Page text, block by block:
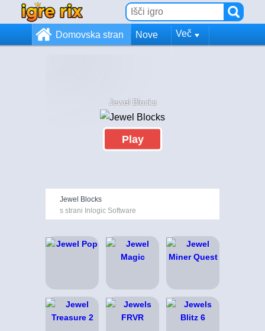
Domovska stran Nove Več
Jewel Blocks
Play
Jewel Blocks
s strani Inlogic Software